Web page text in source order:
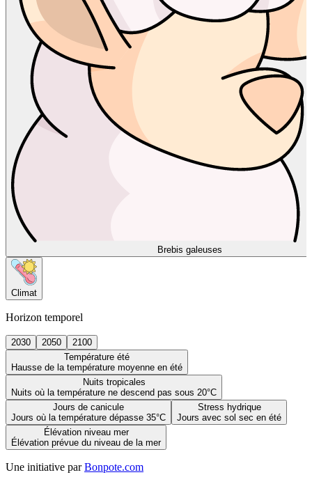
Brebis galeuses
Climat
Horizon temporel
2030 2050
2100
Température été
Hausse de la température moyenne en été
Nuits tropicales
Nuits où la température ne descend pas sous 20°C
Jours de canicule
Jours où la température dépasse 35°C
Stress hydrique
Jours avec sol sec en été
Élévation niveau mer
Élévation prévue du niveau de la mer
Une initiative par Bonpote.com